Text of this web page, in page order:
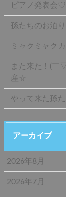
ピアノ発表会♡
孫たちのお泊
ミャクミャク
また来た！(
産☆
やって来た孫
アーカイブ
2026年8月
2026年7月